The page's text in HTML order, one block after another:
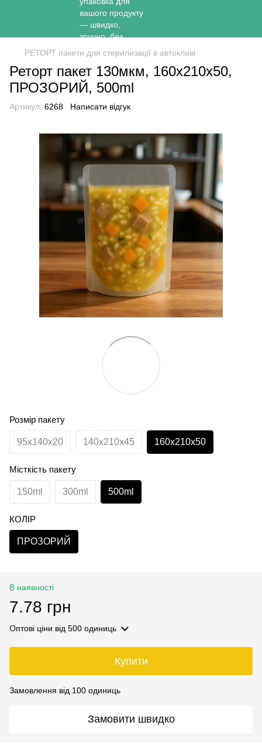
РЕТОРТ пакети для стерилизації в автоклаві
Реторт пакет 130мкм, 160х210х50,
ПРОЗОРИЙ, 500ml
Артикул: 6268 Написати відгук
Розмір пакету
95х140х20 140х210х45 160х210х50
Місткість пакету
150ml 300ml 500ml
КОЛІР
ПРОЗОРИЙ
В наявності
7.78 грн
Оптові ціни від 500 одиниць
Купити
Замовлення від 100 одиниць
Замовити швидко